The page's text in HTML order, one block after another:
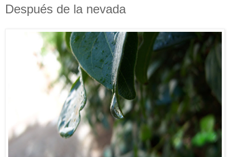
Después de la nevada